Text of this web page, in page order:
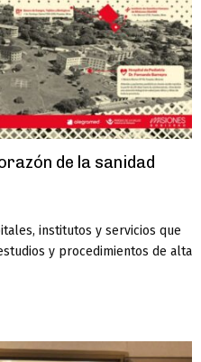
de la sanidad
institutos y servicios que
y procedimientos de alta